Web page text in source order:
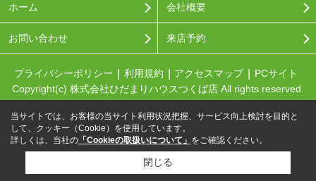
ホーム 会社概要
お問い合わせ 来店予約
プライバシーポリシー 利用規約 アクセスマップ
PCサイト
Copyright(c) 株式会社ひだまりハウスつくば店 All rights reserved.
当サイトでは、お客様の当サイト利用状況把握、サービス向上検討を目的と
して、クッキー（Cookie）を使用しています。
詳しくは、当社の 「Cookieの取扱いについて」 をご確認ください。
閉じる